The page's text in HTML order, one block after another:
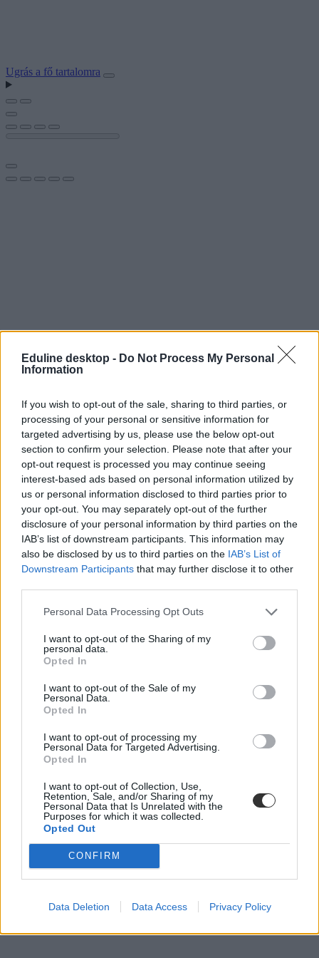
Eduline desktop - Do Not Process My Personal
Information
If you wish to opt-out of the sale, sharing to third parties, or
processing of your personal or sensitive information for
targeted advertising by us, please use the below opt-out
section to confirm your selection. Please note that after your
opt-out request is processed you may continue seeing
interest-based ads based on personal information utilized by
us or personal information disclosed to third parties prior to
your opt-out. You may separately opt-out of the further
disclosure of your personal information by third parties on the
IAB’s list of downstream participants. This information may
also be disclosed by us to third parties on the IAB’s List of
Downstream Participants that may further disclose it to other
Personal Data Processing Opt Outs
I want to opt-out of the Sharing of my
personal data.
Opted In
I want to opt-out of the Sale of my
Personal Data.
Opted In
I want to opt-out of processing my
Personal Data for Targeted Advertising.
Opted In
I want to opt-out of Collection, Use,
Retention, Sale, and/or Sharing of my
Personal Data that Is Unrelated with the
Purposes for which it was collected.
Opted Out
CONFIRM
Data Deletion Data Access Privacy Policy
Ugrás a fő tartalomra
#mkksz
Se az inflációt, se a pedagógusbérek emelkedését
nem követte az Oktatási Hivatal dolgozóinak fizetése
Nyílt levelet írt Orbán Viktor miniszterelnöknek a Magyar
Köztisztviselők, Közalkalmazottak és Közszolgálati Dolgozók
miatt. A szakszervezet szerint az intézmény dolgozóinak bére nincs
arányban a növekvő felelősségükkel és munkaterhükkel.
Palotás Zsuzsanna
Szeptemberől emelhetik az Oktatási Hivatalban
Azt követően, hogy az ott dolgozók körülbelül 10 százaléka
mondott fel az elmúlt 6 hónapban.
Közoktatás
Székács Linda